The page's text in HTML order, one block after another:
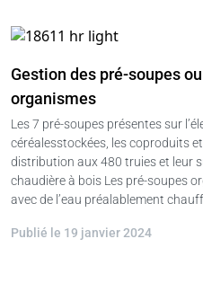
Gestion des pré-soupes
organismes
Les 7 pré-soupes présentes sur
céréalesstockées, les coproduits
distribution aux 480 truies et leur
chaudière à bois Les pré-soupes
avec de l’eau préalablement
Publié le 19 janvier 2024